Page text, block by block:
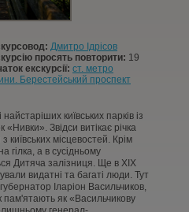
Дмитро Ідрісов
просять повторити: 19
екскурсії: ст. метро
Берестейський проспект
київських парків із
Звідси витікає річка
місцевостей. Крім
гілка, а в сусідньому
Дитяча залізниця. Ще в XIX
видатні та багаті люди. Тут
Іларіон Васильчиков,
як «Васильчикову